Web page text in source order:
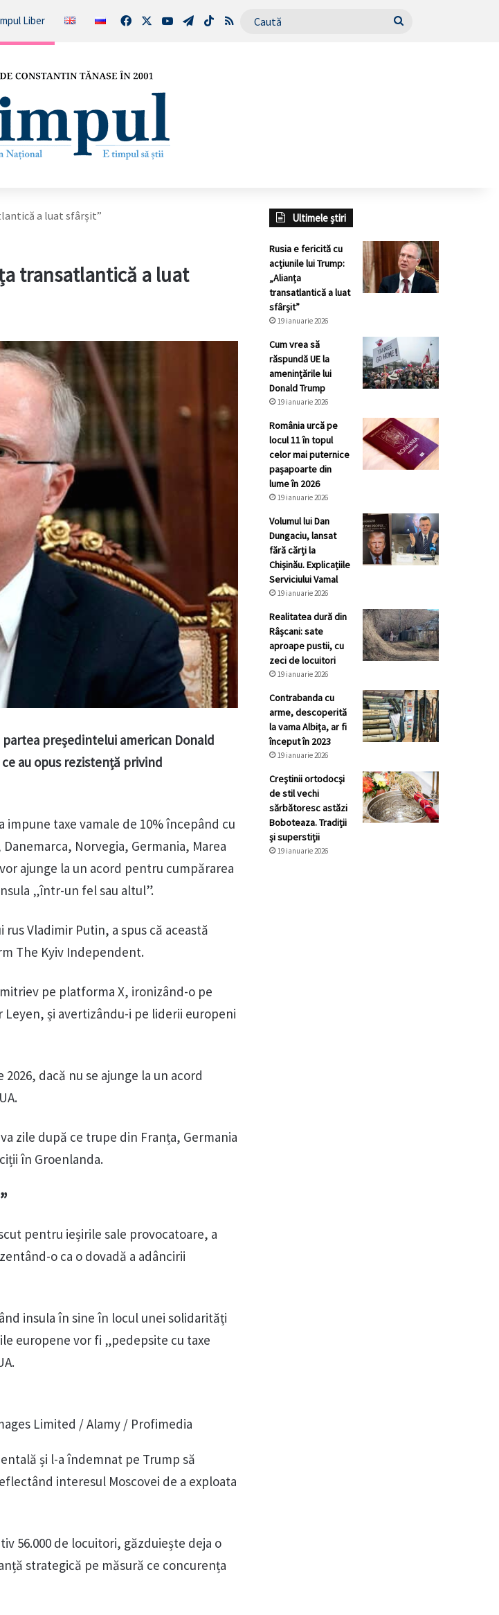
Liber FacebookYouTubeTelegram
TikTokRSS Caută
a luat sfârșit”
transatlantică a luat
președintelui american Donald
au opus rezistență privind
taxe vamale de 10% începând cu
Norvegia, Germania, Marea
ajunge la un acord pentru cumpărarea
„într-un fel sau altul”.
Vladimir Putin, a spus că această
The Kyiv Independent.
pe platforma X, ironizând-o pe
și avertizându-i pe liderii europeni
dacă nu se ajunge la un acord
zile după ce trupe din Franța, Germania
în Groenlanda.
pentru ieșirile sale provocatoare, a
o ca o dovadă a adâncirii
insula în sine în locul unei solidarități
europene vor fi „pedepsite cu taxe
Limited / Alamy / Profimedia
și l-a îndemnat pe Trump să
interesul Moscovei de a exploata
56.000 de locuitori, găzduiește deja o
strategică pe măsură ce concurența
Ultimele știri
Rusia e fericită cu
acțiunile lui Trump:
„Alianța
transatlantică a luat
sfârșit”
19 ianuarie 2026
Cum vrea să
răspundă UE la
amenințările lui
Donald Trump
19 ianuarie 2026
România urcă pe
locul 11 în topul
celor mai puternice
pașapoarte din
lume în 2026
19 ianuarie 2026
Volumul lui Dan
Dungaciu, lansat
fără cărți la
Chișinău. Explicațiile
Serviciului Vamal
19 ianuarie 2026
Realitatea dură din
Râșcani: sate
aproape pustii, cu
zeci de locuitori
19 ianuarie 2026
Contrabanda cu
arme, descoperită
la vama Albița, ar fi
început în 2023
19 ianuarie 2026
Creştinii ortodocşi
de stil vechi
sărbătoresc astăzi
Boboteaza. Tradiții
și superstiții
19 ianuarie 2026